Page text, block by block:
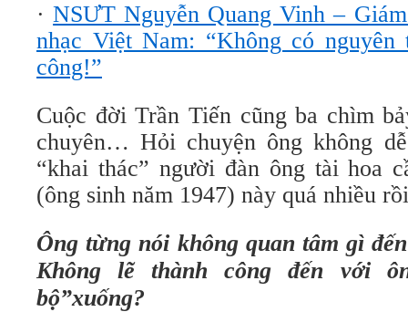
·NSƯT Nguyễn Quang Vinh –
nhạc Việt Nam: “Không có nguyên
công!”
Cuộc đời Trần Tiến cũng ba chìm
chuyên… Hỏi chuyện ông không
“khai thác” người đàn ông tài hoa
(ông sinh năm 1947) này quá nhiều
Ông từng nói không quan tâm gì
Không lẽ thành công đến với
bộ”xuống?